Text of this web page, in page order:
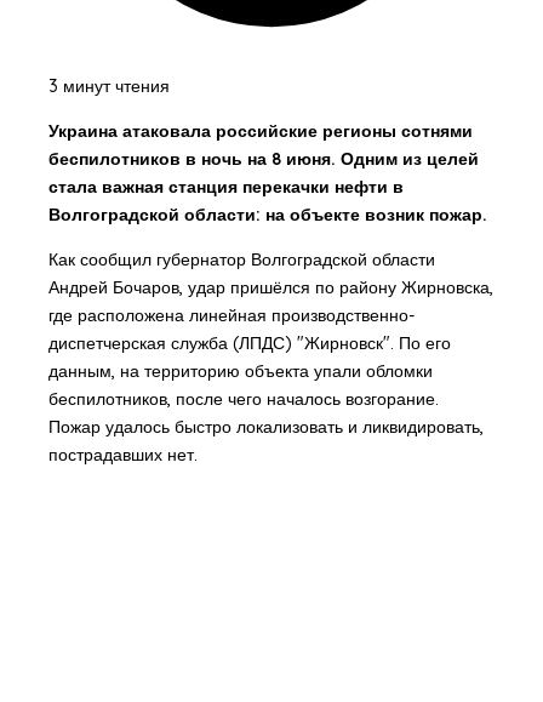
3 минут чтения
Украина атаковала российские регионы сотнями
беспилотников в ночь на 8 июня. Одним из целей
стала важная станция перекачки нефти в
Волгоградской области: на объекте возник пожар.
Как сообщил губернатор Волгоградской области
Андрей Бочаров, удар пришёлся по району Жирновска,
где расположена линейная производственно-
диспетчерская служба (ЛПДС) "Жирновск". По его
данным, на территорию объекта упали обломки
беспилотников, после чего началось возгорание.
Пожар удалось быстро локализовать и ликвидировать,
пострадавших нет.